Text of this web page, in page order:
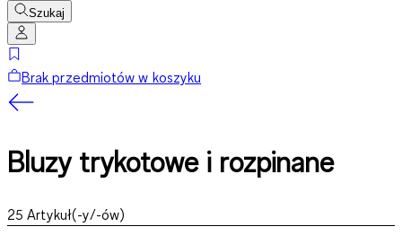
Szukaj
Brak przedmiotów w koszyku
Bluzy trykotowe i rozpinane
25 Artykuł(-y/-ów)